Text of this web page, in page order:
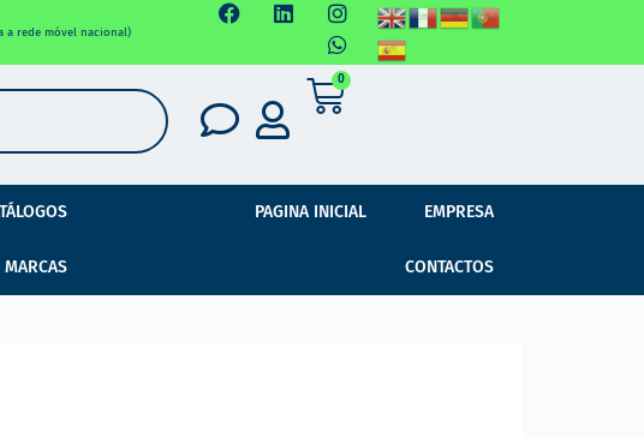
a rede móvel nacional)
0
MARCAS
PAGINA INICIAL EMPRESA
CONTACTOS